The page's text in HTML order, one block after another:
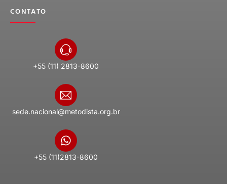
CONTATO
+55 (11) 2813-8600
sede.nacional@metodista.org.br
+55 (11)2813-8600